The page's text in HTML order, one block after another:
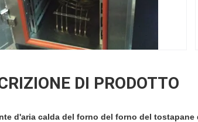
DI PRODOTTO
d'aria calda del forno del forno del tostapane